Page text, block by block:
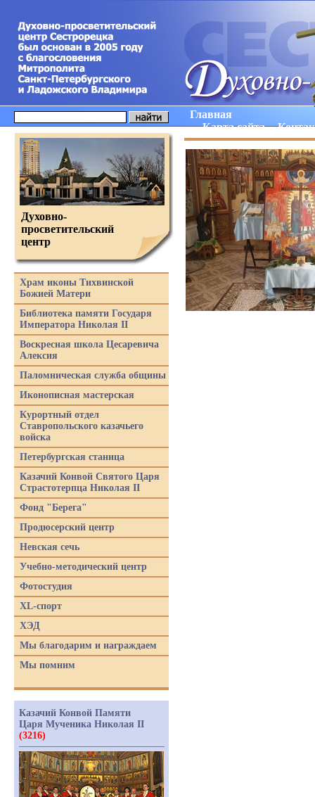
Главная
Карта сайта
Духовно-
просветительский
центр
Храм иконы Тихвинской
Божией Матери
Библиотека памяти Государя
Императора Николая II
Воскресная школа Цесаревича
Алексия
Паломническая служба общины
Иконописная мастерская
Курортный отдел
Ставропольского казачьего
войска
Петербургская станица
Казачий Конвой Святого Царя
Страстотерпца Николая II
Фонд "Берега"
Продюсерский центр
Невская сечь
Учебно-методический центр
Фотостудия
XL-спорт
ХЭД
Мы благодарим и награждаем
Мы помним
Казачий Конвой Памяти
Царя Мученика Николая II
(3216)